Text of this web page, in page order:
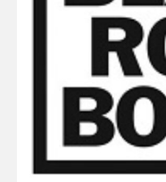
Espace médias